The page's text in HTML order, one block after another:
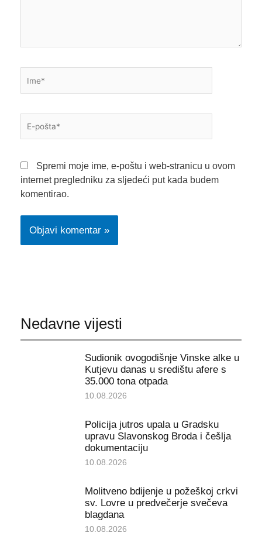
pošta*
Spremi moje ime, e-poštu i web-stranicu u ovom
internet pregledniku za sljedeći put kada budem
komentirao.
Nedavne vijesti
Sudionik ovogodišnje Vinske alke u
Kutjevu danas u središtu afere s
35.000 tona otpada
10.08.2026
Policija jutros upala u Gradsku
upravu Slavonskog Broda i češlja
dokumentaciju
10.08.2026
Molitveno bdijenje u požeškoj crkvi
sv. Lovre u predvečerje svečeva
blagdana
10.08.2026